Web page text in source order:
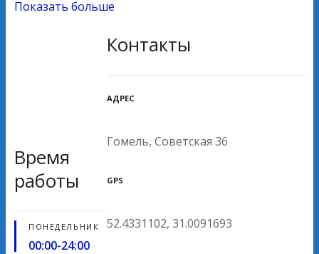
Показать больше
Время
работы
ПОНЕДЕЛЬНИК
00:00-24:00
Контакты
АДРЕС
Гомель, Советская 36
GPS
52.4331102, 31.0091693